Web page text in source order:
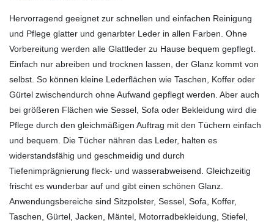
Hervorragend geeignet zur schnellen und einfachen Reinigung
und Pflege glatter und genarbter Leder in allen Farben. Ohne
Vorbereitung werden alle Glattleder zu Hause bequem gepflegt.
Einfach nur abreiben und trocknen lassen, der Glanz kommt von
selbst. So können kleine Lederflächen wie Taschen, Koffer oder
Gürtel zwischendurch ohne Aufwand gepflegt werden. Aber auch
bei größeren Flächen wie Sessel, Sofa oder Bekleidung wird die
Pflege durch den gleichmäßigen Auftrag mit den Tüchern einfach
und bequem. Die Tücher nähren das Leder, halten es
widerstandsfähig und geschmeidig und durch
Tiefenimprägnierung fleck- und wasserabweisend. Gleichzeitig
frischt es wunderbar auf und gibt einen schönen Glanz.
Anwendungsbereiche sind Sitzpolster, Sessel, Sofa, Koffer,
Taschen, Gürtel, Jacken, Mäntel, Motorradbekleidung, Stiefel,